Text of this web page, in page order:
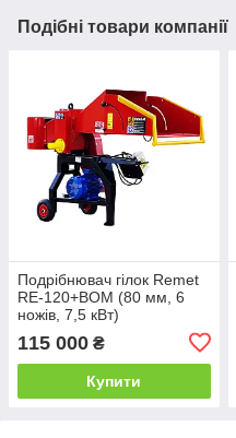
Подібні товари компанії
Подрібнювач гілок Remet
RE-120+BOM (80 мм, 6
ножів, 7,5 кВт)
115 000 ₴
Купити